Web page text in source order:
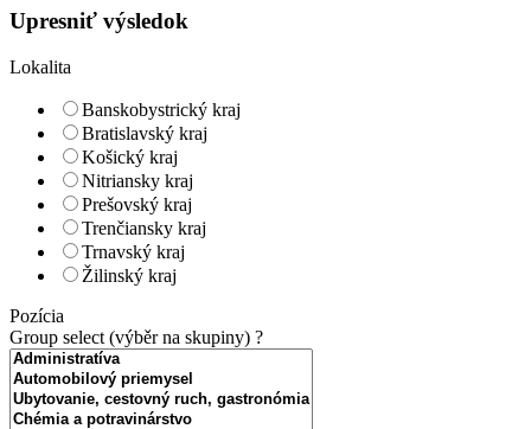
Upresniť výsledok
Lokalita
Banskobystrický kraj
Bratislavský kraj
Košický kraj
Nitriansky kraj
Prešovský kraj
Trenčiansky kraj
Trnavský kraj
Žilinský kraj
Pozícia
Group select (výběr na skupiny) ?